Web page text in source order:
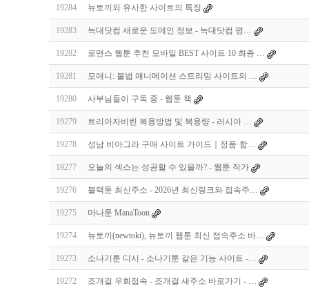
19284 뉴토끼와 유사한 사이트의 특징
19283 늑대닷컴 새로운 도메인 정보 - 늑대닷컴 평…
19282 로맨스 웹툰 추천 모바일 BEST 사이트 10 최종 …
19281 모애니: 불법 애니메이션 스트리밍 사이트의 …
19280 사부님들이 구독 중 - 웹툰 책
19279 트리아자비린 복용방법 및 복용량 - 러시아 …
19278 성남 비아그라 구매 사이트 가이드｜정품·합…
19277 오늘의 섹스는 성공할 수 있을까? - 웹툰 작가
19276 블랙툰 최신주소 - 2026년 최신링크와 접속주…
19275 마나툰 ManaToon
19274 뉴토끼(newtoki), 뉴토끼 웹툰 최신 접속주소 바…
19273 소나기툰 디시 - 소나기툰 같은 기능 사이트 -…
19272 조개걸 우회접속 - 조개걸 새주소 바로가기 - …